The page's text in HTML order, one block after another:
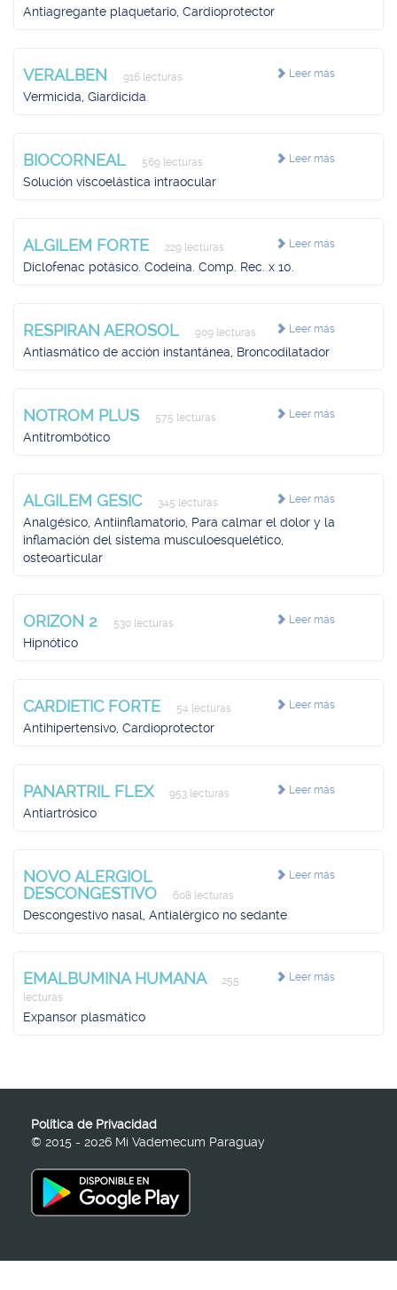
Antiagregante plaquetario, Cardioprotector
Leer más
VERALBEN 916 lecturas
Vermicida, Giardicida
Leer más
BIOCORNEAL 569 lecturas
Solución viscoelástica intraocular
Leer más
ALGILEM FORTE 229 lecturas
Diclofenac potásico. Codeína. Comp. Rec. x 10.
Leer más
RESPIRAN AEROSOL 909 lecturas
Antiasmático de acción instantánea, Broncodilatador
Leer más
NOTROM PLUS 575 lecturas
Antitrombótico
Leer más
ALGILEM GESIC 345 lecturas
Analgésico, Antiinflamatorio, Para calmar el dolor y la
inflamación del sistema musculoesquelético,
osteoarticular
Leer más
ORIZON 2 530 lecturas
Hipnótico
Leer más
CARDIETIC FORTE 54 lecturas
Antihipertensivo, Cardioprotector
Leer más
PANARTRIL FLEX 953 lecturas
Antiartrósico
Leer más
NOVO ALERGIOL
DESCONGESTIVO
608 lecturas
Descongestivo nasal, Antialérgico no sedante
Leer más
EMALBUMINA HUMANA
255
lecturas
Expansor plasmático
Política de Privacidad
© 2015 - 2026 Mi Vademecum Paraguay